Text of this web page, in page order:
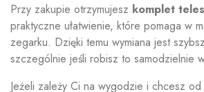
Przy zakupie otrzymujesz komplet
praktyczne ułatwienie, które pomaga w
zegarku. Dzięki temu wymiana jest
szczególnie jeśli robisz to samodzielnie
Jeżeli zależy Ci na wygodzie i chcesz